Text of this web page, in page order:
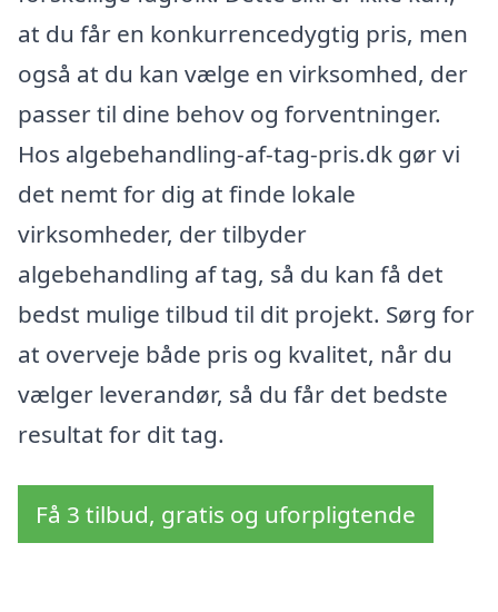
at du får en konkurrencedygtig pris, men
også at du kan vælge en virksomhed, der
passer til dine behov og forventninger.
Hos algebehandling-af-tag-pris.dk gør vi
det nemt for dig at finde lokale
virksomheder, der tilbyder
algebehandling af tag, så du kan få det
bedst mulige tilbud til dit projekt. Sørg for
at overveje både pris og kvalitet, når du
vælger leverandør, så du får det bedste
resultat for dit tag.
Få 3 tilbud, gratis og uforpligtende